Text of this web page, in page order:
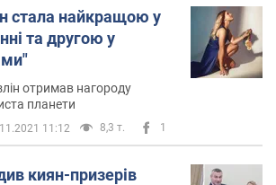
стала найкращою у
та другою у
отримав нагороду
планети
11:12 8,3 т. 1
киян-призерів